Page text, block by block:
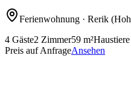
Ferienwohnung · Rerik
4 Gäste2 Zimmer59 m²
Preis auf AnfrageAnsehen